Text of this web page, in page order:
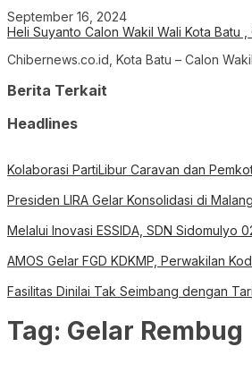
September 16, 2024
Heli Suyanto Calon Wakil Wali Kota Batu
Chibernews.co.id, Kota Batu – Calon
Berita Terkait
Headlines
Kolaborasi PartiLibur Caravan dan
Presiden LIRA Gelar Konsolidasi di
Melalui Inovasi ESSIDA, SDN Sidomulyo
AMOS Gelar FGD KDKMP, Perwakilan
Fasilitas Dinilai Tak Seimbang dengan
Tag: Gelar Rembug